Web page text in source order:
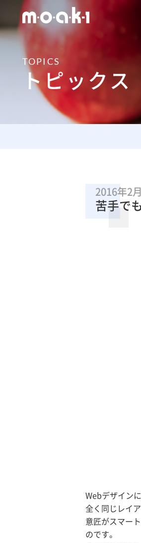
TOPICS
トピックス
2016年2
苦手で
Webデザイン
全く同じレイ
意匠がスマー
のです。